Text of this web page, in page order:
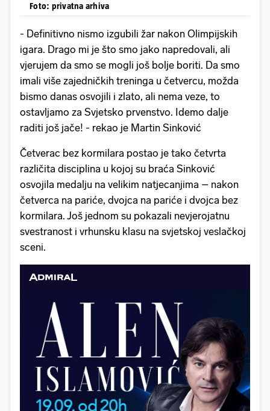
Foto: privatna arhiva
- Definitivno nismo izgubili žar nakon Olimpijskih
igara. Drago mi je što smo jako napredovali, ali
vjerujem da smo se mogli još bolje boriti. Da smo
imali više zajedničkih treninga u četvercu, možda
bismo danas osvojili i zlato, ali nema veze, to
ostavljamo za Svjetsko prvenstvo. Idemo dalje
raditi još jače! - rekao je Martin Sinković
Četverac bez kormilara postao je tako četvrta
različita disciplina u kojoj su braća Sinković
osvojila medalju na velikim natjecanjima – nakon
četverca na pariće, dvojca na pariće i dvojca bez
kormilara. Još jednom su pokazali nevjerojatnu
svestranost i vrhunsku klasu na svjetskoj veslačkoj
sceni.